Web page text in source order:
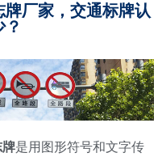
牌厂家，交通标牌认
是用图形符号和文字传